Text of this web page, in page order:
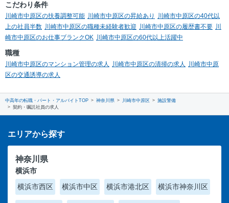
こだわり条件
川崎市中原区の扶養調整可能 川崎市中原区の昇給あり
川崎市中原区の40代以
上の社員半数 川崎市中原区の職種未経験者歓迎 川崎市中原区の履歴書不要 川
崎市中原区のお仕事ブランクOK 川崎市中原区の60代以上活躍中
職種
川崎市中原区のマンション管理の求人 川崎市中原区の清掃の求人
川崎市中原
区の交通誘導の求人
中高年の転職・パート・アルバイトTOP 神奈川県 川崎市中原区
施設警備
契約・嘱託社員の求人
エリアから探す
神奈川県
横浜市
横浜市西区
横浜市中区 横浜市港北区 横浜市神奈川区